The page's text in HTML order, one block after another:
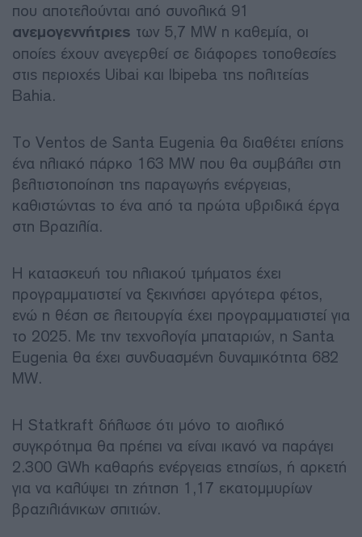
που αποτελούνται από συνολικά 91
ανεμογεννήτριες των 5,7 MW η καθεμία, οι
οποίες έχουν ανεγερθεί σε διάφορες τοποθεσίες
στις περιοχές Uibai και Ibipeba της πολιτείας
Bahia.
Το Ventos de Santa Eugenia θα διαθέτει επίσης
ένα ηλιακό πάρκο 163 MW που θα συμβάλει στη
βελτιστοποίηση της παραγωγής ενέργειας,
καθιστώντας το ένα από τα πρώτα υβριδικά έργα
στη Βραζιλία.
Η κατασκευή του ηλιακού τμήματος έχει
προγραμματιστεί να ξεκινήσει αργότερα φέτος,
ενώ η θέση σε λειτουργία έχει προγραμματιστεί για
το 2025. Με την τεχνολογία μπαταριών, η Santa
Eugenia θα έχει συνδυασμένη δυναμικότητα 682
MW.
Η Statkraft δήλωσε ότι μόνο το αιολικό
συγκρότημα θα πρέπει να είναι ικανό να παράγει
2.300 GWh καθαρής ενέργειας ετησίως, ή αρκετή
για να καλύψει τη ζήτηση 1,17 εκατομμυρίων
βραζιλιάνικων σπιτιών.